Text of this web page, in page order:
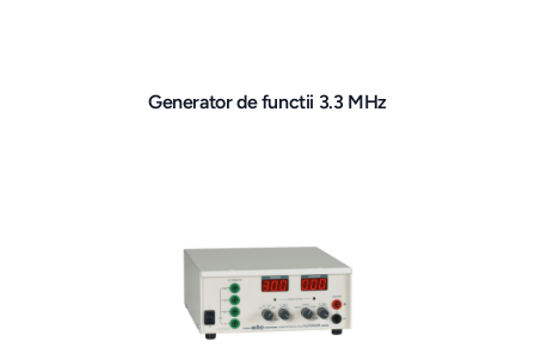
Generator de functii 3.3 MHz